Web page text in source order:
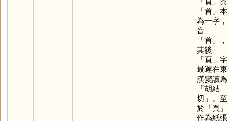
「首」本
為一字，
音
「首」，
其後
「頁」字
最遲在東
漢變讀為
「胡結
切」。至
於「頁」
作為紙張